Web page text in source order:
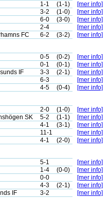
1-1 (1-1)
[mer info]
3-2 (1-0)
[mer info]
6-0 (3-0)
[mer info]
2-4
[mer info]
FC 6-2 (3-2) [mer info]
0-5 (0-2)
[mer info]
0-1 (0-1)
[mer info]
IF 3-3 (2-1)
[mer info]
6-3
[mer info]
4-5 (0-4) [mer info]
2-0 (1-0)
[mer info]
SK 5-2 (1-1)
[mer info]
4-1 (3-1)
[mer info]
11-1
[mer info]
4-1 (2-0) [mer info]
5-1
[mer info]
1-4 (0-0)
[mer info]
0-0
[mer info]
4-3 (2-1)
[mer info]
IF 3-2 [mer info]